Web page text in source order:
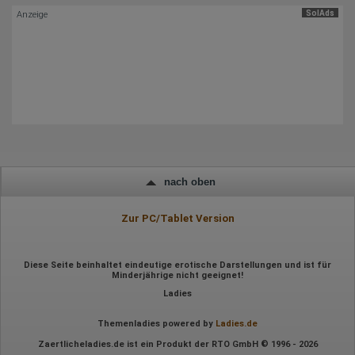
Hotjar
Datum und Uhrzeit des Besuchs
Bildschirmauflösung
Eindeutige Gerätekennung
Domain-Name
SolAds
Anzeige
nach oben
Zur PC/Tablet Version
Diese Seite beinhaltet eindeutige erotische Darstellungen und ist für
Minderjährige nicht geeignet!
Ladies
Themenladies powered by Ladies.de
Zaertlicheladies.de ist ein Produkt der RTO GmbH © 1996 - 2026